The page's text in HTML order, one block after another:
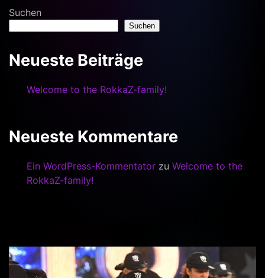
Suchen
Suchen
Neueste Beiträge
Welcome to the RokkaZ-family!
Neueste Kommentare
Ein WordPress-Kommentator zu Welcome to the
RokkaZ-family!